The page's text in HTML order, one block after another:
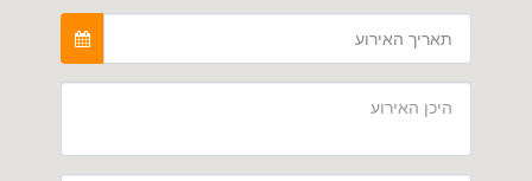
תאריך האירוע